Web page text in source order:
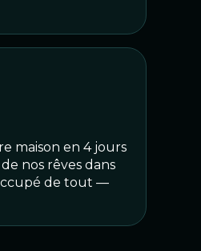
maison en 4 jours
nos rêves dans
de tout —